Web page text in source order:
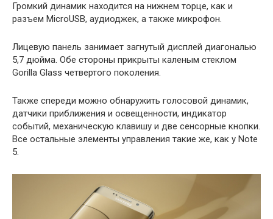
Громкий динамик находится на нижнем торце, как и
разъем MicroUSB, аудиоджек, а также микрофон.
Лицевую панель занимает загнутый дисплей диагональю
5,7 дюйма. Обе стороны прикрыты каленым стеклом
Gorilla Glass четвертого поколения.
Также спереди можно обнаружить голосовой динамик,
датчики приближения и освещенности, индикатор
событий, механическую клавишу и две сенсорные кнопки.
Все остальные элементы управления такие же, как у Note
5.